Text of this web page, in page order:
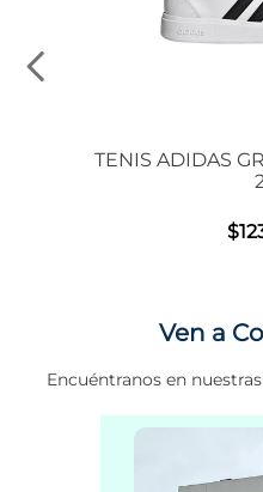
TENIS ADIDAS
$
Ven a
Encuéntranos en nuestras